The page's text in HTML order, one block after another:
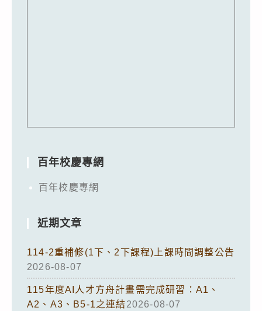
百年校慶專網
百年校慶專網
近期文章
114-2重補修(1下、2下課程)上課時間調整公告
2026-08-07
115年度AI人才方舟計畫需完成研習：A1、
A2、A3、B5-1之連結2026-08-07